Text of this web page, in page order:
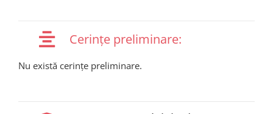
Cerințe preliminare:
Nu există cerințe preliminare.